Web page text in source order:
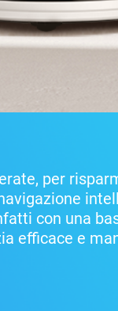
per
con una
efficace e